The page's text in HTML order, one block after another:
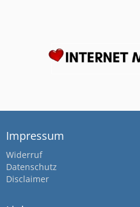
Impressum
Widerruf
Datenschutz
Disclaimer